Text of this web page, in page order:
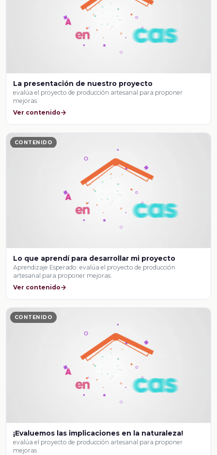
La presentación de nuestro proyecto
evalúa el proyecto de producción artesanal para proponer
mejoras.
Ver contenido
CONTENIDO
Lo que aprendí para desarrollar mi proyecto
Aprendizaje Esperado: evalúa el proyecto de producción
artesanal para proponer mejoras.
Ver contenido
CONTENIDO
¡Evaluemos las implicaciones en la naturaleza!
evalúa el proyecto de producción artesanal para proponer
mejoras